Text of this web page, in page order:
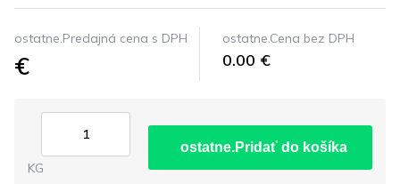
ostatne.Predajná cena s DPH
€
ostatne.Cena bez DPH
0.00 €
KG
ostatne.Pridať do košíka